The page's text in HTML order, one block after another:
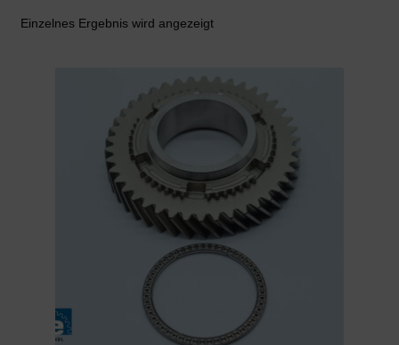
Warenkorb
Einzelnes Ergebnis wird angezeigt